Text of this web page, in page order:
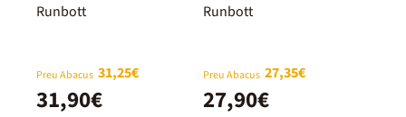
Runbott
Preu Abacus 31,25€
31,90€
Runbott
Preu Abacus 27,35€
27,90€